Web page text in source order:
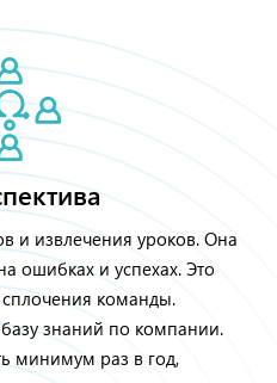
и извлечения уроков. Она
ошибках и успехах. Это
команды.
знаний по компании.
минимум раз в год,